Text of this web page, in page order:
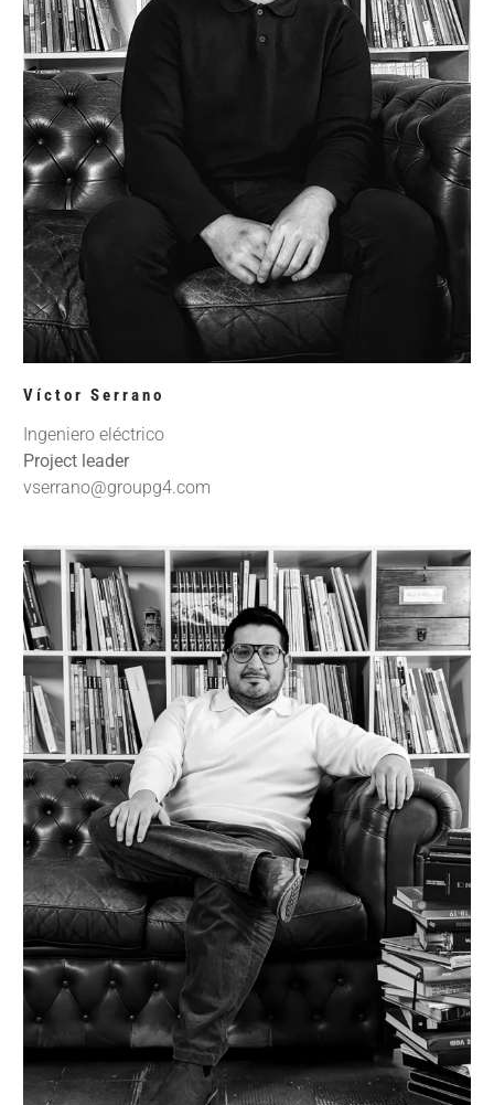
Víctor Serrano
Ingeniero eléctrico
Project leader
vserrano@groupg4.com